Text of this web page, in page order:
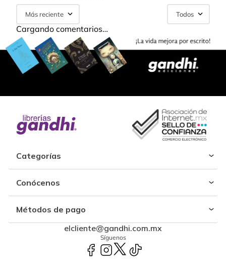
Más reciente Todos
Cargando comentarios…
Categorías
Conócenos
Métodos de pago
elcliente@gandhi.com.mx
Síguenos